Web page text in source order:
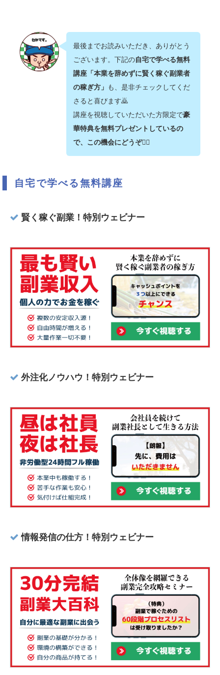
最後までお読みいただき、ありがとう
ございます。下記の自宅で学べる無料
講座「本業を辞めずに賢く稼ぐ副業者
の稼ぎ方」 も、是非チェックしてくだ
さると喜びます🙇‍
講座を視聴していただいた方限定で豪
華特典を無料プレゼントしているの
で、この機会にどうぞ💁‍♂️
自宅で学べる無料講座
賢く稼ぐ副業！特別ウェビナー
外注化ノウハウ！特別ウェビナー
情報発信の仕方！特別ウェビナー